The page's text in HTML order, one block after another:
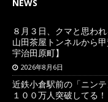
NEWS
８月３日、クマと思わ
山田茶屋トンネルから
宇治田原町】
2026年8月6日
近鉄小倉駅前の「ニン
１００万人突破してる！